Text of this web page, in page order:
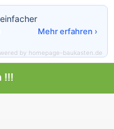
!!!
Mehr erfahren ›
by homepage-baukasten.de